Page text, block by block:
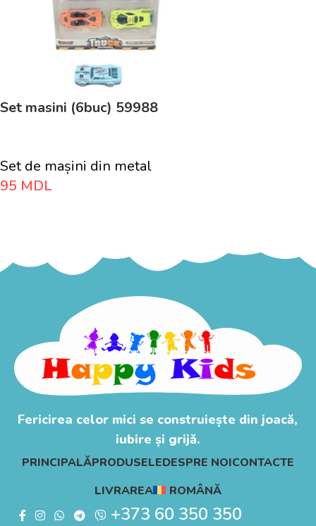
Set masini (6buc) 59988
Set de mașini din metal
95 MDL
Fericirea celor mici se construiește din joacă,
iubire și grijă.
PRINCIPALĂPRODUSELEDESPRE NOICONTACTE
LIVRAREA
ROMÂNĂ
+373 60 350 350